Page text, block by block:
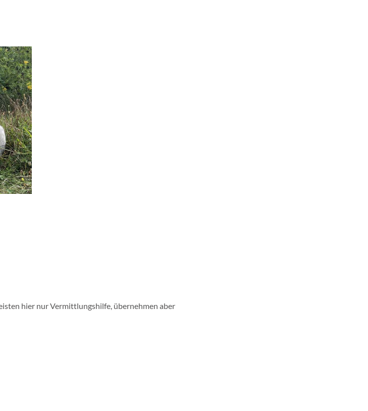
hier nur Vermittlungshilfe, übernehmen aber